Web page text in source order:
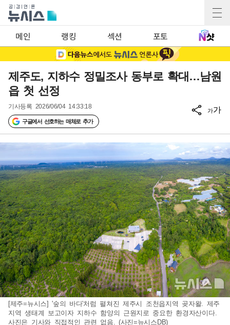
메인 랭킹 섹션 포토
제주도, 지하수 정밀조사 동부로 확대…남원
읍 첫 선정
기사등록 2026/06/04 14:33:18
구글에서 선호하는 매체로 추가
가가
[제주=뉴시스] '숲의 바다'처럼 펼쳐진 제주시 조천읍지역 곶자왈. 제주
지역 생태계 보고이자 지하수 함양의 근원지로 중요한 환경자산이다.
사진은 기사와 직접적인 관련 없음. (사진=뉴시스DB)